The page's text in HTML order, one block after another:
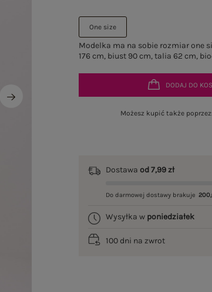
One size
Modelka ma na sobie rozmiar one
176 cm, biust 90 cm, talia 62 cm,
DODAJ DO
Możesz kupić także poprzez:
Dostawaod 7,99 zł
Do darmowej dostawy brakuje
Wysyłka w poniedziałek
100 dni na zwrot